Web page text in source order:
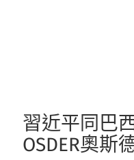
習近平同巴
OSDER奧斯